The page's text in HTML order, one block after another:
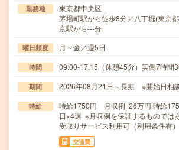
勤務地
東京都中央区
茅場町駅から徒歩8分／八丁堀(東京
京駅から---分
曜日頻度 月～金／週5日
時間 09:00-17:15（休憩45分）実働7時間
期間 2026年08月21日～長期 ※開始日相
時給
時給1750円 月収例 26万円 時給
日×4週 ※月収例を保証するものでは
受取りサービス利用可（利用条件有）
交通費